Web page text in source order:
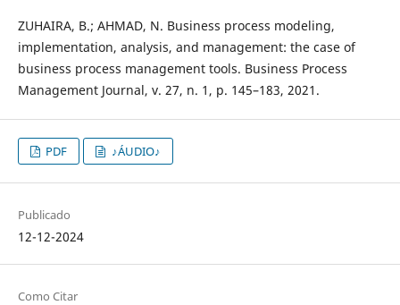
ZUHAIRA, B.; AHMAD, N. Business process modeling,
implementation, analysis, and management: the case of
business process management tools. Business Process
Management Journal, v. 27, n. 1, p. 145–183, 2021.
PDF ♪ÁUDIO♪
Publicado
12-12-2024
Como Citar